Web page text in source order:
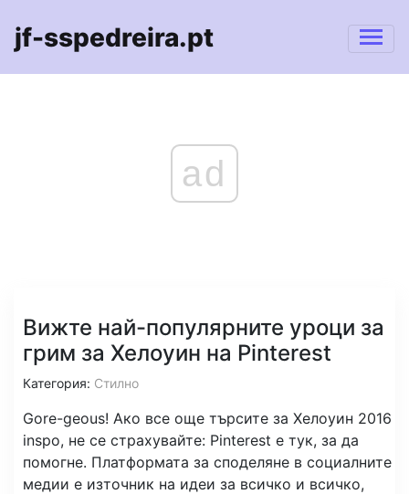
jf-sspedreira.pt
ad
Вижте най-популярните уроци за
грим за Хелоуин на Pinterest
Категория: Стилно
Gore-geous! Ако все още търсите за Хелоуин 2016
inspo, не се страхувайте: Pinterest е тук, за да
помогне. Платформата за споделяне в социалните
медии е източник на идеи за всичко и всичко,